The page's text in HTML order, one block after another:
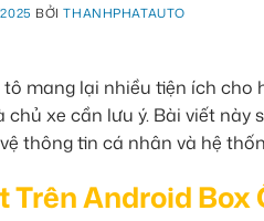
BỞITHANHPHATAUTO
mang lại nhiều tiện ích cho
chủ xe cần lưu ý. Bài viết
thông tin cá nhân và hệ
Trên Android Box